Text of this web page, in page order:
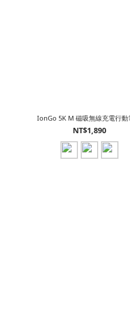
IonGo 5K M 磁吸無線充電行動
NT$1,890